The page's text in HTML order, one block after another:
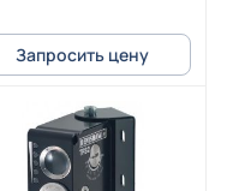
Запросить цену